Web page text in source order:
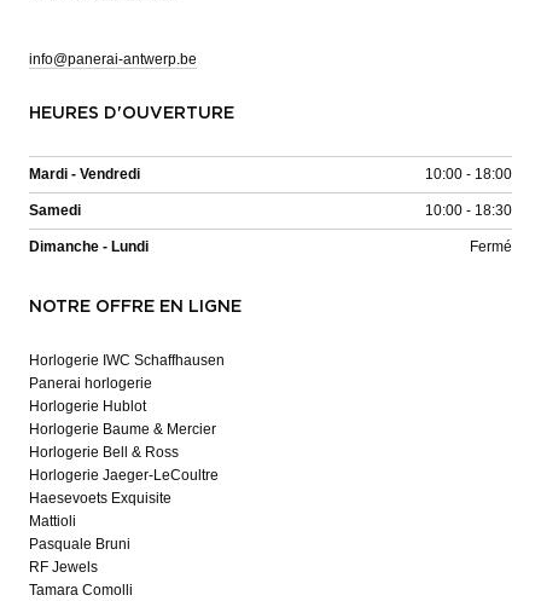
info@panerai-antwerp.be
HEURES D'OUVERTURE
Mardi - Vendredi 10:00 - 18:00
Samedi 10:00 - 18:30
Dimanche - Lundi Fermé
NOTRE OFFRE EN LIGNE
Horlogerie IWC Schaffhausen
Panerai horlogerie
Horlogerie Hublot
Horlogerie Baume & Mercier
Horlogerie Bell & Ross
Horlogerie Jaeger-LeCoultre
Haesevoets Exquisite
Mattioli
Pasquale Bruni
RF Jewels
Tamara Comolli